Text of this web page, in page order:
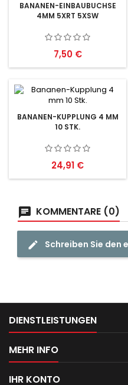
BANANEN-EINBAUBUCHSE
4MM 5XRT 5XSW
Preis
7,50 €
BANANEN-KUPPLUNG 4 MM
10 STK.
Preis
24,91 €
KOMMENTARE (0)
Schreiben Sie den
DIENSTLEISTUNGEN
MEHR INFO
IHR KONTO